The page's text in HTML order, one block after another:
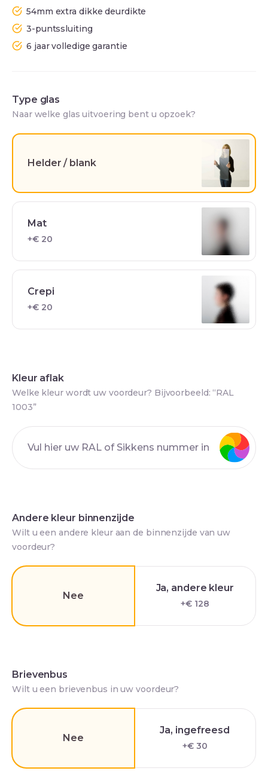
54mm extra dikke deurdikte
3-puntssluiting
6 jaar volledige garantie
Type glas
Naar welke glas uitvoering bent u opzoek?
Helder / blank
Mat
+€ 20
Crepi
+€ 20
Kleur aflak
Welke kleur wordt uw voordeur? Bijvoorbeeld: “RAL
1003”
Andere kleur binnenzijde
Wilt u een andere kleur aan de binnenzijde van uw
voordeur?
Nee
Ja, andere kleur
+€ 128
Brievenbus
Wilt u een brievenbus in uw voordeur?
Nee
Ja, ingefreesd
+€ 30